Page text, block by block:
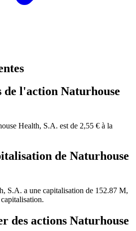
de l'action Naturhouse
Health, S.A. est de 2,55 € à la
de Naturhouse
S.A. a une capitalisation de 152.87 M,
des actions Naturhouse